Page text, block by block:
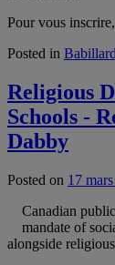
Pour vous
Posted in Babillard
Religious
Schools -
Dabby
Posted on 17
Canadian
mandate of
alongside